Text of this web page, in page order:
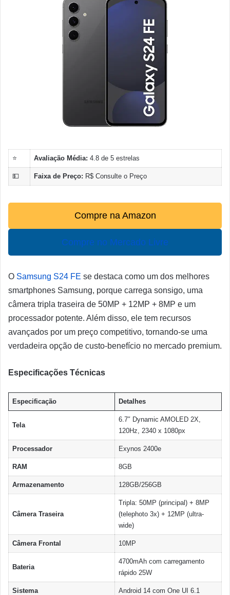
⭐ Avaliação Média: 4.8 de 5 estrelas
💵 Faixa de Preço: R$ Consulte o Preço
Compre na Amazon
Compre no Mercado Livre
O Samsung S24 FE se destaca como um dos melhores
smartphones Samsung, porque carrega sonsigo, uma
câmera tripla traseira de 50MP + 12MP + 8MP e um
processador potente. Além disso, ele tem recursos
avançados por um preço competitivo, tornando-se uma
verdadeira opção de custo-benefício no mercado premium.
Especificações Técnicas
Especificação Detalhes
Tela
6.7″ Dynamic AMOLED 2X,
120Hz, 2340 x 1080px
Processador Exynos 2400e
RAM 8GB
Armazenamento 128GB/256GB
Câmera Traseira
Tripla: 50MP (principal) + 8MP
(telephoto 3x) + 12MP (ultra-
wide)
Câmera Frontal 10MP
Bateria
4700mAh com carregamento
rápido 25W
Sistema Android 14 com One UI 6.1